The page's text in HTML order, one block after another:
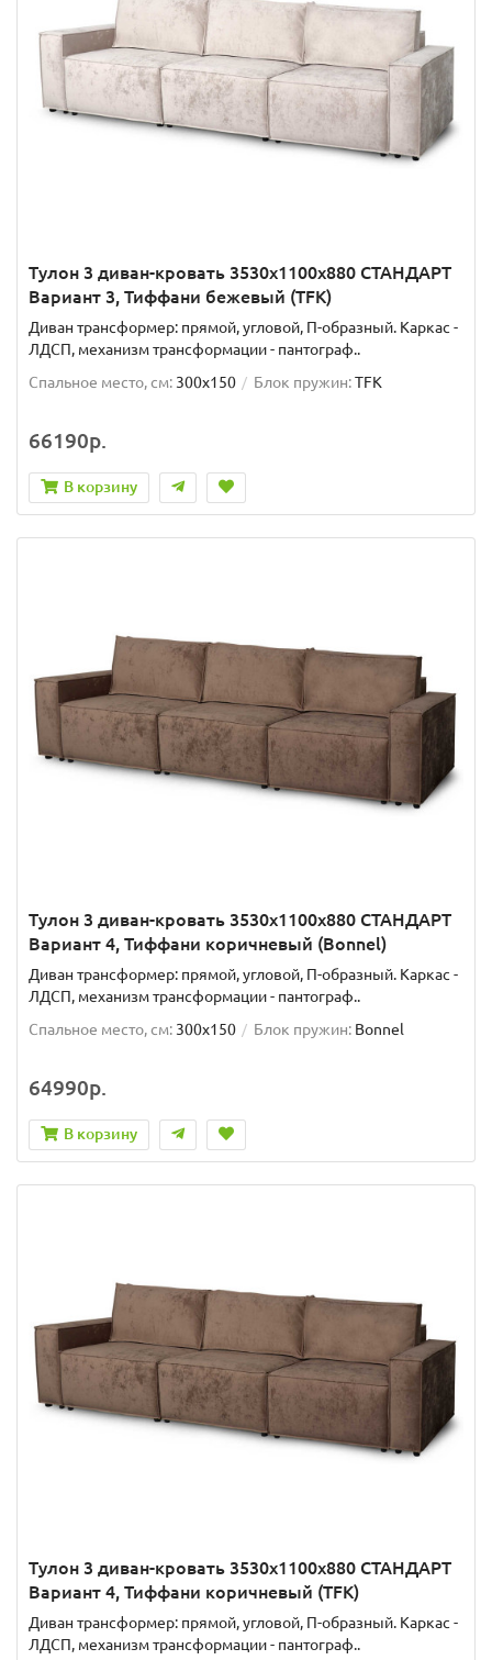
Тулон 3 диван-кровать 3530х1100х880 СТАНДАРТ
Вариант 3, Тиффани бежевый (TFK)
Диван трансформер: прямой, угловой, П-образный. Каркас -
ЛДСП, механизм трансформации - пантограф..
Спальное место, см: 300x150 Блок пружин:TFK
66190р.
В корзину
Тулон 3 диван-кровать 3530х1100х880 СТАНДАРТ
Вариант 4, Тиффани коричневый (Bonnel)
Диван трансформер: прямой, угловой, П-образный. Каркас -
ЛДСП, механизм трансформации - пантограф..
Спальное место, см: 300x150 Блок пружин: Bonnel
64990р.
В корзину
Тулон 3 диван-кровать 3530х1100х880 СТАНДАРТ
Вариант 4, Тиффани коричневый (TFK)
Диван трансформер: прямой, угловой, П-образный. Каркас -
ЛДСП, механизм трансформации - пантограф..